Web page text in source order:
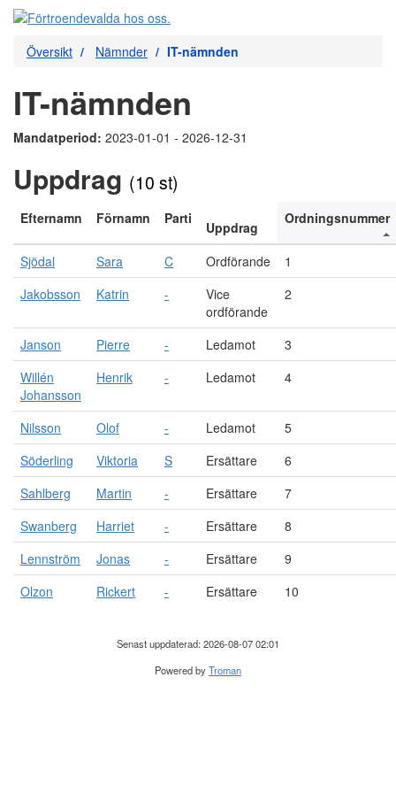
Översikt Nämnder IT-nämnden
IT-nämnden
Mandatperiod: 2023-01-01 - 2026-12-31
Uppdrag (10 st)
Efternamn Förnamn Parti
Uppdrag
Ordningsnummer
Sjödal Sara C Ordförande
1
Jakobsson
Katrin -
Vice
ordförande
2
Janson Pierre - Ledamot
3
Willén
Johansson
Henrik - Ledamot 4
Nilsson Olof - Ledamot
5
Söderling
Viktoria S Ersättare
6
Sahlberg
Martin - Ersättare
7
Swanberg
Harriet - Ersättare
8
Lennström
Jonas - Ersättare
9
Olzon
Rickert - Ersättare 10
Senast uppdaterad: 2026-08-07 02:01
Powered byTroman